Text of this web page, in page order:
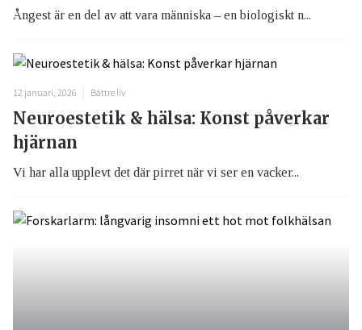
Ångest är en del av att vara människa – en biologiskt n...
12 januari, 2026 Bättre liv
Neuroestetik & hälsa: Konst påverkar
hjärnan
Vi har alla upplevt det där pirret när vi ser en vacker...